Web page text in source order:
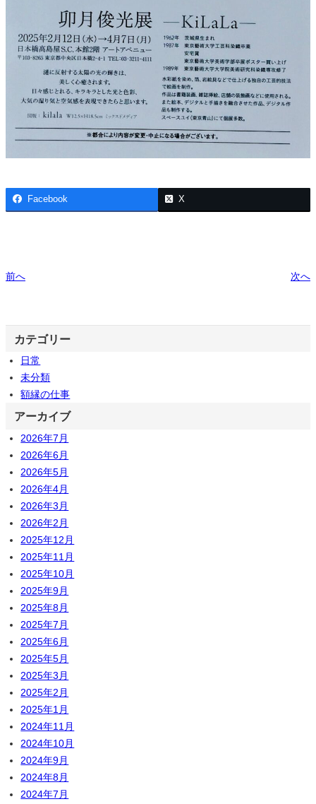
Facebook X
前へ 次へ
カテゴリー
日常
未分類
額縁の仕事
アーカイブ
2026年7月
2026年6月
2026年5月
2026年4月
2026年3月
2026年2月
2025年12月
2025年11月
2025年10月
2025年9月
2025年8月
2025年7月
2025年6月
2025年5月
2025年3月
2025年2月
2025年1月
2024年11月
2024年10月
2024年9月
2024年8月
2024年7月